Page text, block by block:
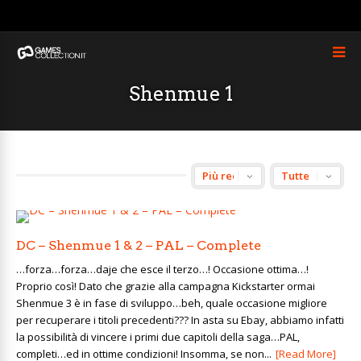
Shenmue 1
DC – Shenmue 1 & 2 – PAL – Complete
…forza…forza…daje che esce il terzo…! Occasione ottima…!
Proprio così! Dato che grazie alla campagna Kickstarter ormai
Shenmue 3 è in fase di sviluppo…beh, quale occasione migliore
per recuperare i titoli precedenti??? In asta su Ebay, abbiamo infatti
la possibilità di vincere i primi due capitoli della saga…PAL,
completi…ed in ottime condizioni! Insomma, se non... [Read More]